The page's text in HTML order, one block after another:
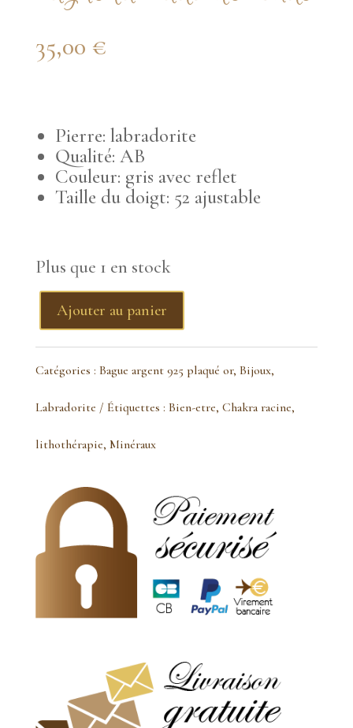
35,00 €
Pierre: labradorite
Qualité: AB
Couleur: gris avec reflet
Taille du doigt: 52 ajustable
Plus que 1 en stock
quantité
de
bague
labradorite
Ajouter au panier
Catégories : Bague argent 925 plaqué or, Bijoux,
Labradorite Étiquettes : Bien-etre, Chakra racine,
lithothérapie, Minéraux